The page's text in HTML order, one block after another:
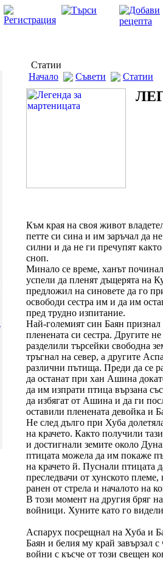
Статии
Начало
Съвети Статии
Към края на своя живот
петте си сина и им заръчал да
силни и да не ги пречупят
сноп.
Минало се време, ханът
успели да пленят дъщерята на
предложил на синовете да го
освободи сестра им и да им
пред трудно изпитание.
Най-големият син Баян признал
пленената си сестра. Другите
разделили търсейки свободна
тръгнал на север, а другите
различни пътища. Преди да се
да останат при хан Ашина
да им изпрати птица вързана
да избягат от Ашина и да ги
оставили пленената девойка и
Не след дълго при Хуба
на крачето. Както получили
и достигнали земите около
птицата можела да им покаже
на крачето й. Пуснали птицата
преследвачи от хунското
ранен от стрела и началото на
В този момент на другия бряг
войници. Хуните като го
Аспарух посрещнал на Хуба и
Баян и белия му край завързал
войни с късче от този свещен